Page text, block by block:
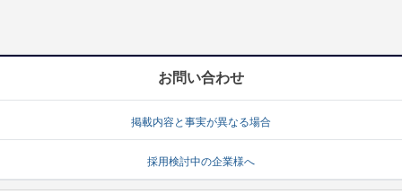
就活ノウハウ・サポート
就活ノウハウが満載！ お役立ち記事・相談室など
お問い合わせ
掲載内容と事実が異なる場合
採用検討中の企業様へ